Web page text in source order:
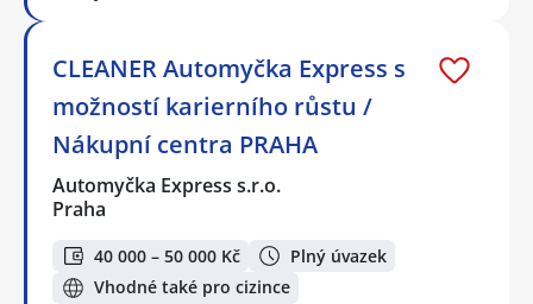
CLEANER Automyčka Express s
možností karierního růstu /
Nákupní centra PRAHA
Automyčka Express s.r.o.
Praha
40 000 – 50 000 Kč
Plný úvazek
Vhodné také pro cizince